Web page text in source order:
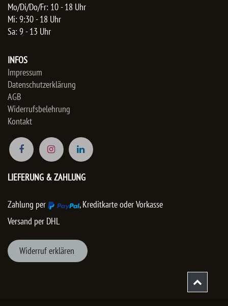
Mo/Di/Do/Fr: 10 - 18 Uhr
Mi: 9:30 - 18 Uhr
Sa: 9 - 13 Uhr
INFOS
Impressum
Datenschutzerklärung
AGB
Widerrufsbelehrung
Kontakt
LIEFERUNG & ZAHLUNG
Zahlung per
, Kreditkarte oder Vorkasse
Versand per DHL
Widerruf erklären